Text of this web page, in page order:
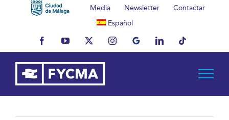
Media Newsletter
Contactar
Español
FacebookYouTubeX InstagramMyBusinessLinkedInTiktok